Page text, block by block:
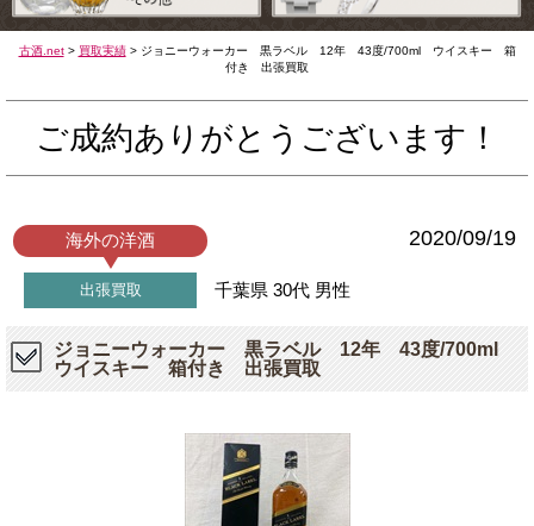
古酒.net> 買取実績> ジョニーウォーカー 黒ラベル 12年 43度/700ml ウイスキー 箱
付き 出張買取
ご成約ありがとうございます！
海外の洋酒 2020/09/19
出張買取 千葉県 30代 男性
ジョニーウォーカー 黒ラベル 12年 43度/700ml
ウイスキー 箱付き 出張買取